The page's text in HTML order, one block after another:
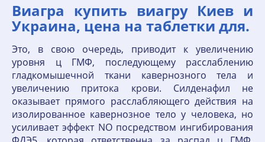
Виагра купить виагру Киев и
Украина, цена на таблетки для.
Это, в свою очередь, приводит к увеличению
уровня ц ГМФ, последующему расслаблению
гладкомышечной ткани кавернозного тела и
увеличению притока крови. Силденафил не
оказывает прямого расслабляющего действия на
изолированное кавернозное тело у человека, но
усиливает эффект NO посредством ингибирования